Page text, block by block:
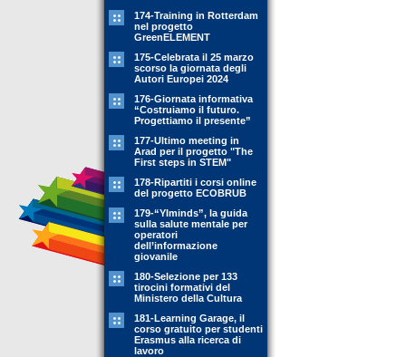
174-Training in Rotterdam
nel progetto
GreenELEMENT
175-Celebrata il 25 marzo
scorso la giornata degli
Autori Europei 2024
176-Giornata informativa
“Costruiamo il futuro.
Progettiamo il presente”
177-Ultimo meeting in
Arad per il progetto "The
First steps in STEM"
178-Ripartiti i corsi online
del progetto ECOBRUB
179-“YIminds”, la guida
sulla salute mentale per
operatori
dell’informazione
giovanile
180-Selezione per 133
tirocini formativi del
Ministero della Cultura
181-Learning Garage, il
corso gratuito per studenti
Erasmus alla ricerca di
lavoro